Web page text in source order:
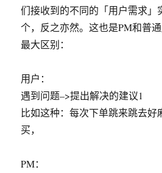
们接收到的不同的「用户需求」
个，反之亦然。这也是PM和普
最大区别：
用户：
遇到问题–>提出解决的建议1
比如这种：每次下单跳来跳去好
买，
PM：